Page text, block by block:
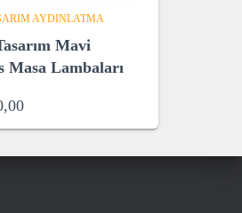
AYDINLATMA
Mavi
Masa Lambaları